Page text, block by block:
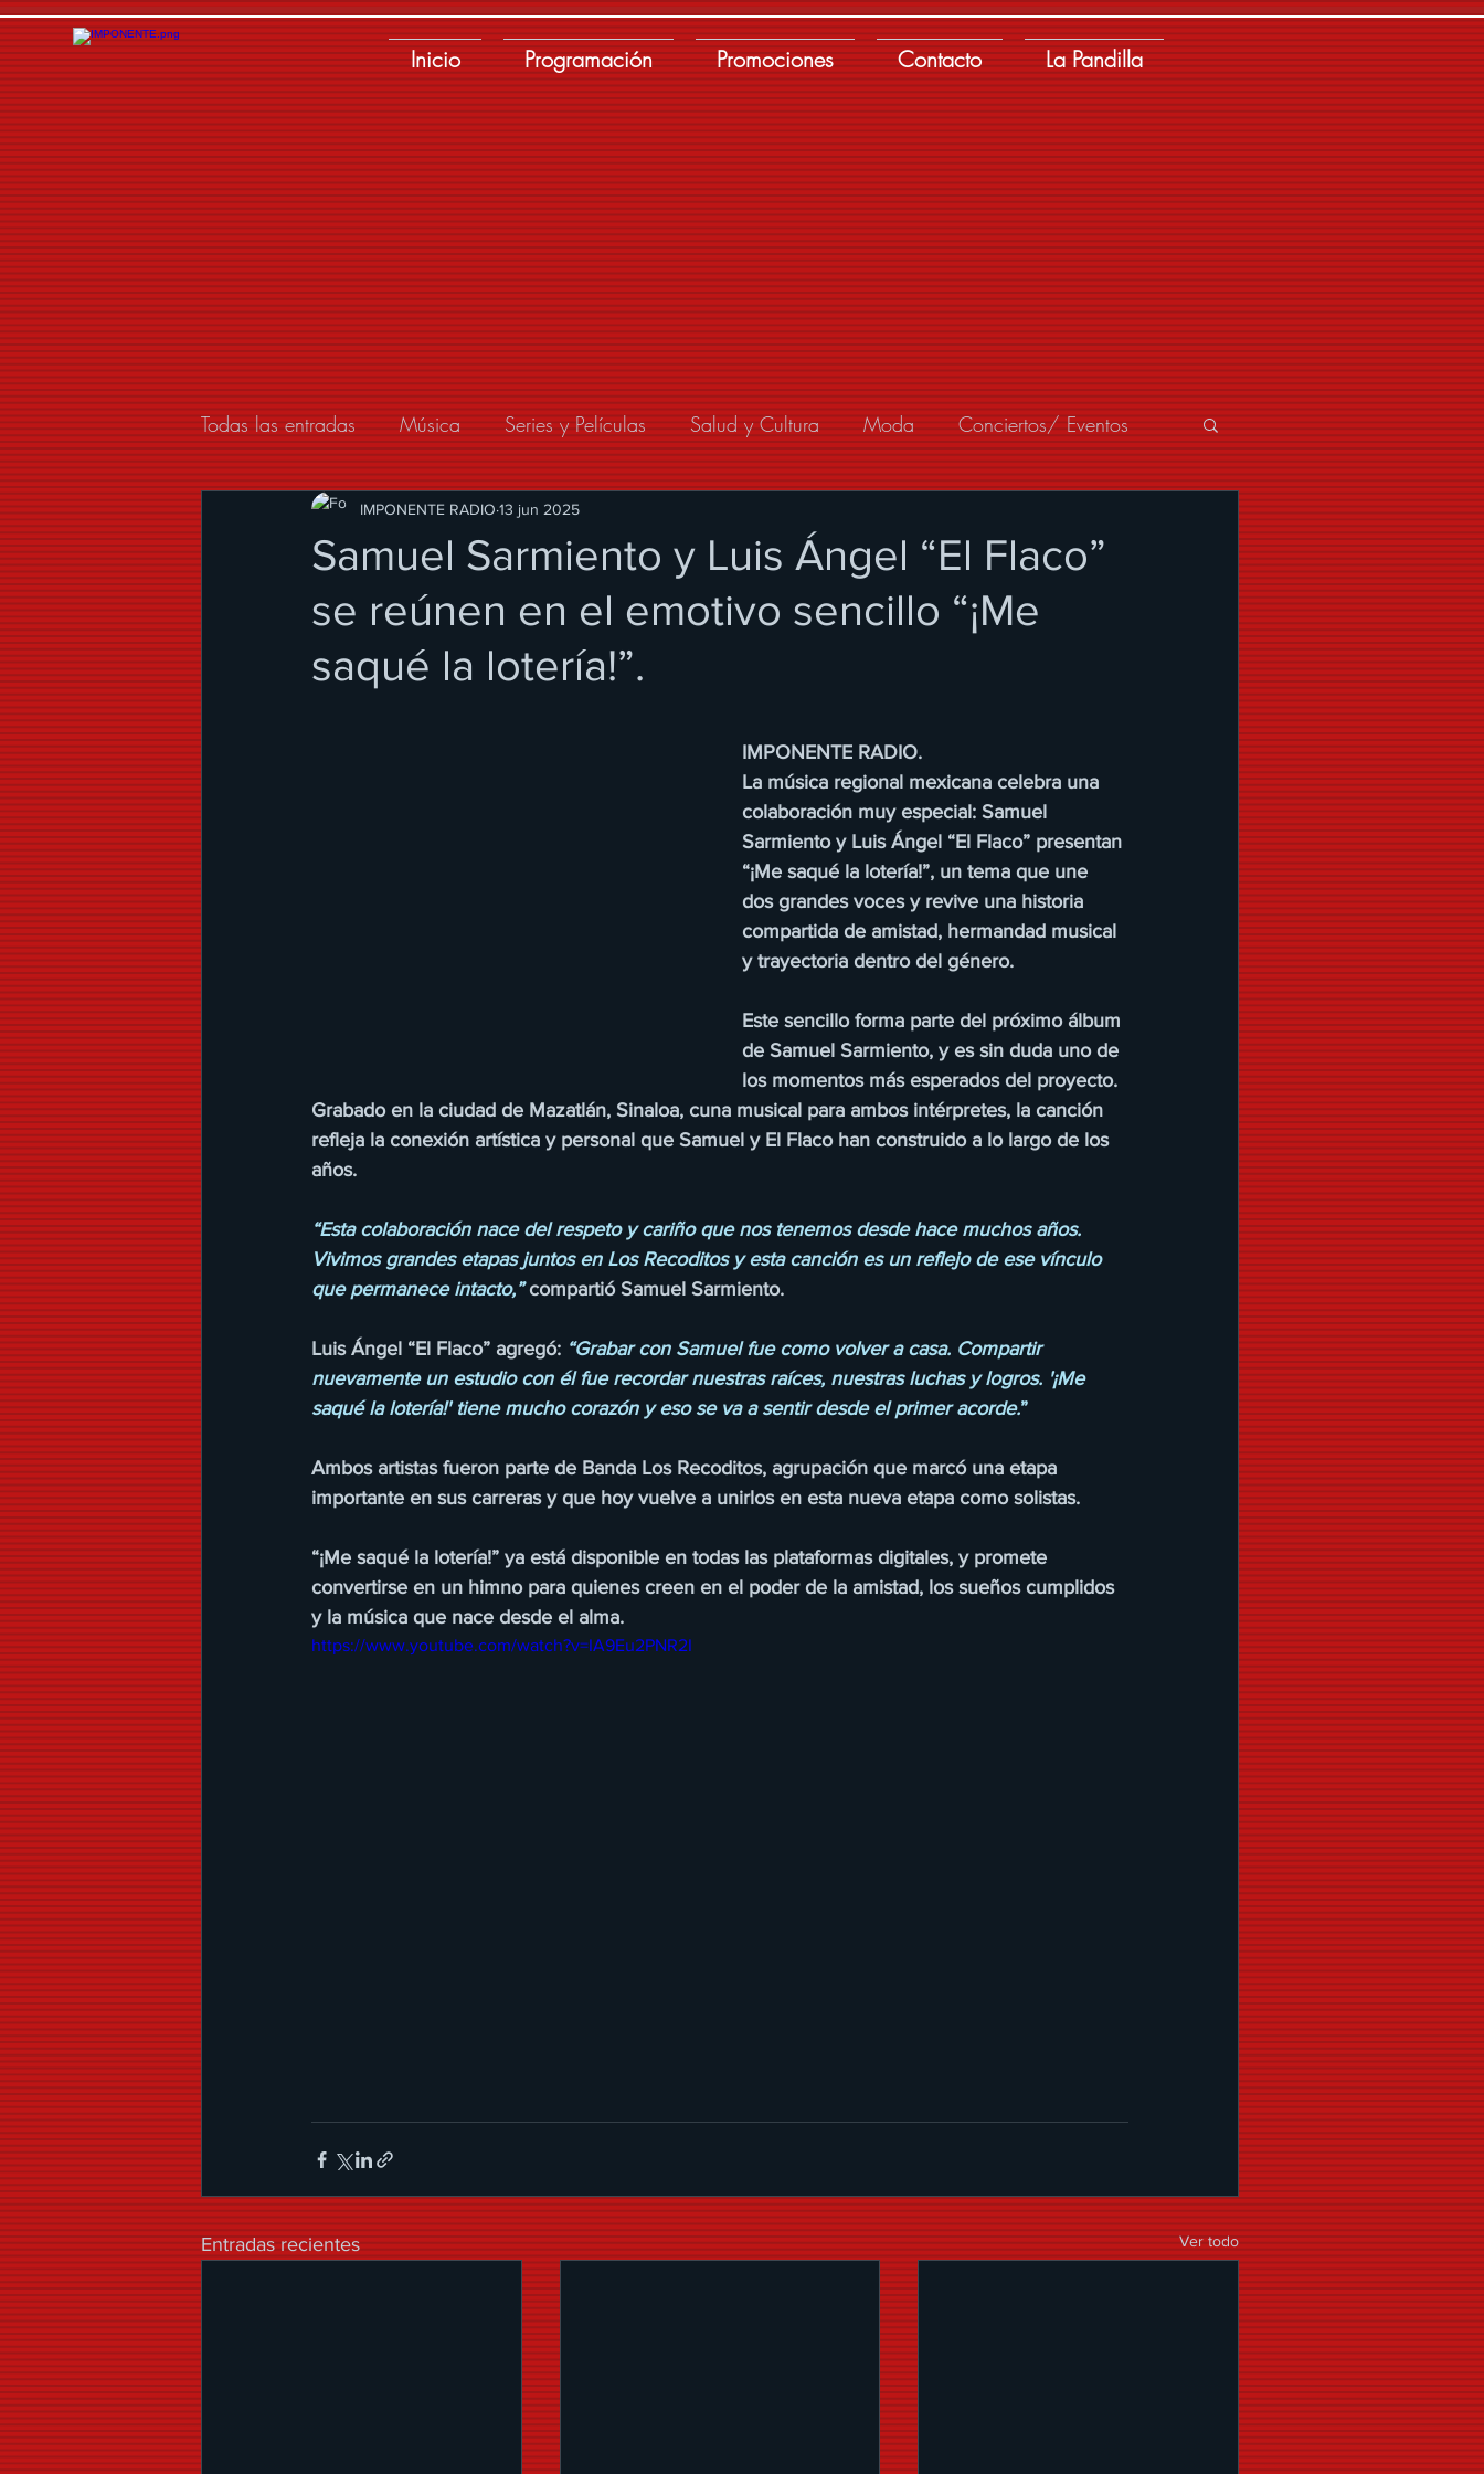
Inicio Programación Promociones Contacto La Pandilla
Todas las entradas Música Series y Películas Salud y Cultura Moda Conciertos/ Eventos
Modo de Vida
Samuel Sarmiento y Luis Ángel “El Flaco”
se reúnen en el emotivo sencillo “¡Me
saqué la lotería!”.
IMPONENTE RADIO 13 jun 2025
IMPONENTE RADIO.
La música regional mexicana celebra una
colaboración muy especial: Samuel
Sarmiento y Luis Ángel “El Flaco” presentan
“¡Me saqué la lotería!”, un tema que une
dos grandes voces y revive una historia
compartida de amistad, hermandad musical
y trayectoria dentro del género.
Este sencillo forma parte del próximo álbum
de Samuel Sarmiento, y es sin duda uno de
los momentos más esperados del proyecto.
Grabado en la ciudad de Mazatlán, Sinaloa, cuna musical para ambos intérpretes, la canción
refleja la conexión artística y personal que Samuel y El Flaco han construido a lo largo de los
años.
“Esta colaboración nace del respeto y cariño que nos tenemos desde hace muchos años.
Vivimos grandes etapas juntos en Los Recoditos y esta canción es un reflejo de ese vínculo
que permanece intacto,” compartió Samuel Sarmiento.
Luis Ángel “El Flaco” agregó: “Grabar con Samuel fue como volver a casa. Compartir
nuevamente un estudio con él fue recordar nuestras raíces, nuestras luchas y logros. '¡Me
saqué la lotería!' tiene mucho corazón y eso se va a sentir desde el primer acorde.”
Ambos artistas fueron parte de Banda Los Recoditos, agrupación que marcó una etapa
importante en sus carreras y que hoy vuelve a unirlos en esta nueva etapa como solistas.
“¡Me saqué la lotería!” ya está disponible en todas las plataformas digitales, y promete
convertirse en un himno para quienes creen en el poder de la amistad, los sueños cumplidos
y la música que nace desde el alma.
https://www.youtube.com/watch?v=IA9Eu2PNR2I
Entradas recientes Ver todo